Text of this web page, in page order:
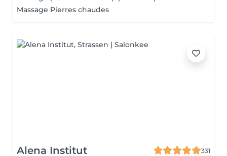
Massage Pierres chaudes
Alena Institut
331